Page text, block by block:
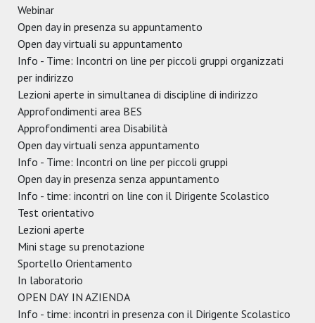
Webinar
Open day in presenza su appuntamento
Open day virtuali su appuntamento
Info - Time: Incontri on line per piccoli gruppi organizzati
per indirizzo
Lezioni aperte in simultanea di discipline di indirizzo
Approfondimenti area BES
Approfondimenti area Disabilità
Open day virtuali senza appuntamento
Info - Time: Incontri on line per piccoli gruppi
Open day in presenza senza appuntamento
Info - time: incontri on line con il Dirigente Scolastico
Test orientativo
Lezioni aperte
Mini stage su prenotazione
Sportello Orientamento
In laboratorio
OPEN DAY IN AZIENDA
Info - time: incontri in presenza con il Dirigente Scolastico